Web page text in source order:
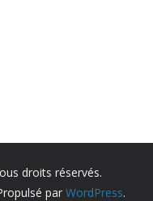
droits réservés.
par WordPress.